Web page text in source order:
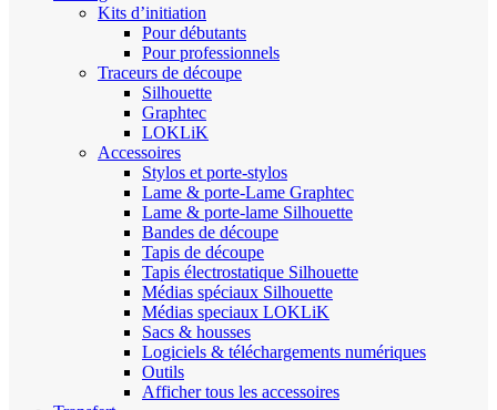
Kits d’initiation
Pour débutants
Pour professionnels
Traceurs de découpe
Silhouette
Graphtec
LOKLiK
Accessoires
Stylos et porte-stylos
Lame & porte-Lame Graphtec
Lame & porte-lame Silhouette
Bandes de découpe
Tapis de découpe
Tapis électrostatique Silhouette
Médias spéciaux Silhouette
Médias speciaux LOKLiK
Sacs & housses
Logiciels & téléchargements numériques
Outils
Afficher tous les accessoires